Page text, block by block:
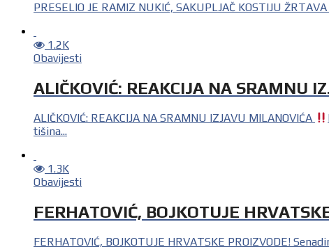
PRESELIO JE RAMIZ NUKIĆ, SAKUPLJAČ KOSTIJU ŽRTAVA
1.2K
Obavijesti
ALIČKOVIĆ: REAKCIJA NA SRAMNU
ALIČKOVIĆ: REAKCIJA NA SRAMNU IZJAVU MILANOVIĆA
tišina...
1.3K
Obavijesti
FERHATOVIĆ, BOJKOTUJE
FERHATOVIĆ, BOJKOTUJE HRVATSKE PROIZVODE!